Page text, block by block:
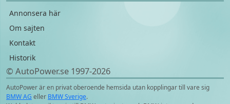
Annonsera här
Om sajten
Kontakt
Historik
© AutoPower.se 1997‑2026
AutoPower är en privat oberoende hemsida utan kopplingar till vare sig
BMW AG eller BMW Sverige.